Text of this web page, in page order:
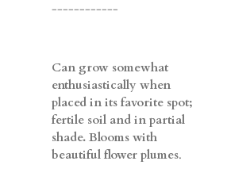
------------
Can grow somewhat
enthusiastically when
placed in its favorite spot;
fertile soil and in partial
shade. Blooms with
beautiful flower plumes.